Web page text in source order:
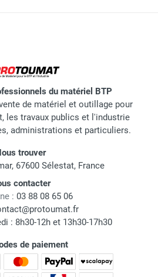
du matériel BTP
de matériel et outillage pour
les travaux publics et l'industrie
administrations et particuliers.
trouver
67600 Sélestat, France
contacter
: 03 88 08 65 06
: 8h30-12h et 13h30-17h30
de paiement